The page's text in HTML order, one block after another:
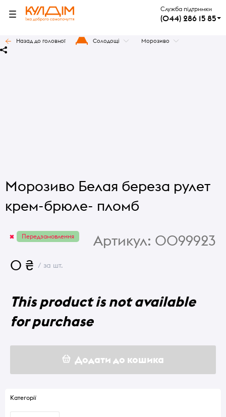
Служба підтримки
(044) 286 15 85
Назад до головної Солодощі Морозиво
Морозиво Белая береза рулет
крем-брюле- пломб
Передзамовлення Артикул: 0099923
0 ₴ / за шт.
This product is not available
for purchase
Додати до кошика
Категорії